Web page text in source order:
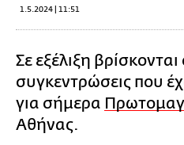
1.5.2024 | 11:51
Σε εξέλιξη
συγκεντρώσεις που
για σήμερα
Αθήνας.